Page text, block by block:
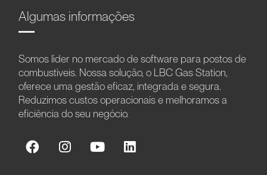
Algumas informações
Somos líder no mercado de software para postos de
combustíveis. Nossa solução, o LBC Gas Station,
oferece uma gestão eficaz, integrada e segura.
Reduzimos custos operacionais e melhoramos a
eficiência do seu negócio.